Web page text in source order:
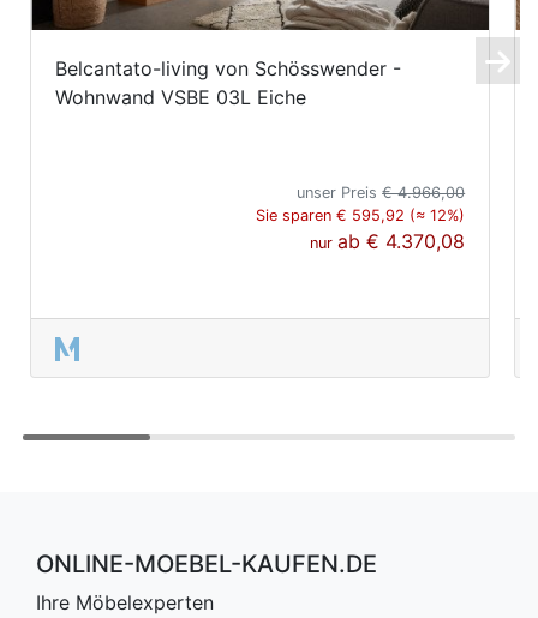
Belcantato-living von Schösswender -
Wohnwand VSBE 03L Eiche
unser Preis€ 4.966,00
Sie sparen € 595,92 (≈ 12%)
nurab€ 4.370,08
ONLINE-MOEBEL-KAUFEN.DE
Ihre Möbelexperten